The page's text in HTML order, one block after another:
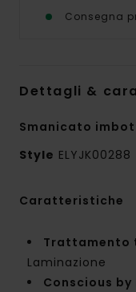
Consegna
Dettagli &
Smanicato
Style ELYJK00288
Caratteristiche
Trattamento
Laminazione
Conscious by